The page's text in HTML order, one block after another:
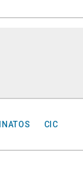
CIC